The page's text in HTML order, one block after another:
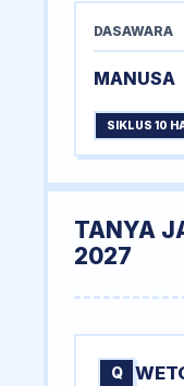
DASAWARA
MANUSA
SIKLUS 10
TANYA
2027
Q